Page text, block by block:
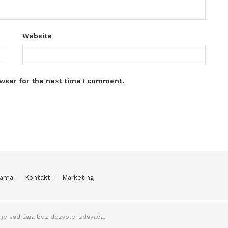
Website
for the next time I comment.
Kontakt Marketing
sadržaja bez dozvole izdavača.